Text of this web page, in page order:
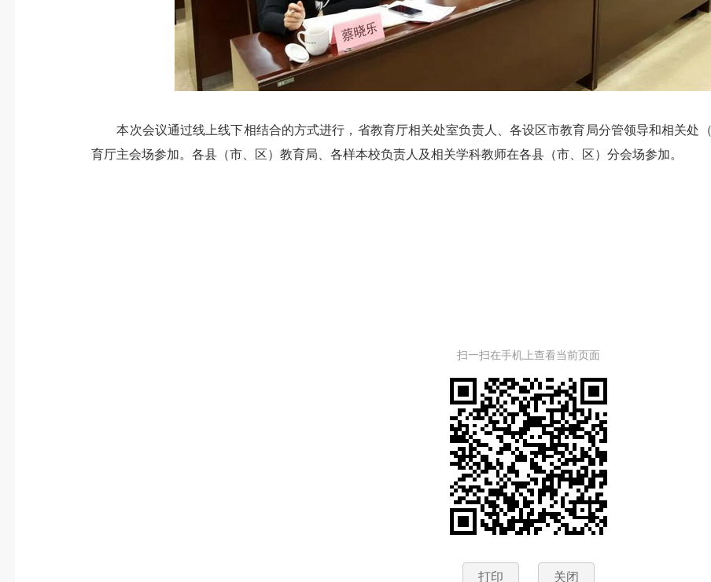
本次会议通过线上线下相结合的方式进行，省教育厅相关处室负责人、各设区市教育局分管领导和相关处
育厅主会场参加。各县（市、区）教育局、各样本校负责人及相关学科教师在各县（市、区）分会场参加。
扫一扫在手机上查看当前页面
打印 关闭